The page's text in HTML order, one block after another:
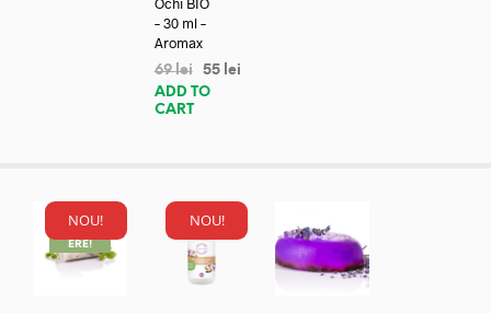
– 30 ml –
Aromax
69lei 55 lei
ADD TO
CART
NOU!
REDUC
ERE!
NOU!